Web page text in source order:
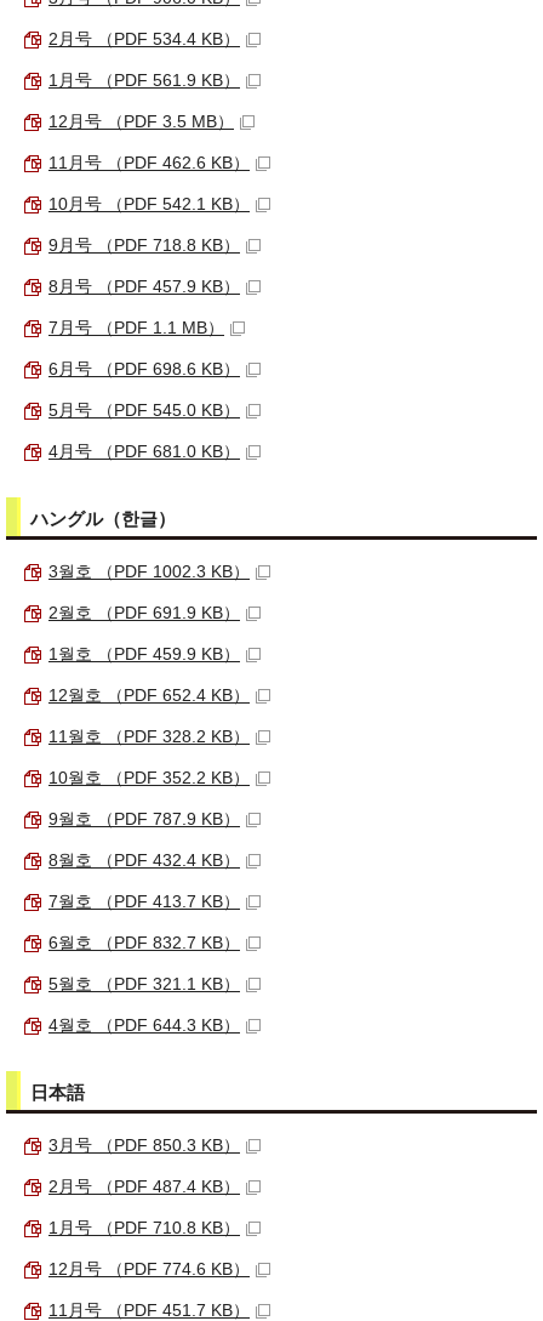
2月号 （PDF 534.4 KB）
1月号 （PDF 561.9 KB）
12月号 （PDF 3.5 MB）
11月号 （PDF 462.6 KB）
10月号 （PDF 542.1 KB）
9月号 （PDF 718.8 KB）
8月号 （PDF 457.9 KB）
7月号 （PDF 1.1 MB）
6月号 （PDF 698.6 KB）
5月号 （PDF 545.0 KB）
4月号 （PDF 681.0 KB）
ハングル（한글）
3월호 （PDF 1002.3 KB）
2월호 （PDF 691.9 KB）
1월호 （PDF 459.9 KB）
12월호 （PDF 652.4 KB）
11월호 （PDF 328.2 KB）
10월호 （PDF 352.2 KB）
9월호 （PDF 787.9 KB）
8월호 （PDF 432.4 KB）
7월호 （PDF 413.7 KB）
6월호 （PDF 832.7 KB）
5월호 （PDF 321.1 KB）
4월호 （PDF 644.3 KB）
日本語
3月号 （PDF 850.3 KB）
2月号 （PDF 487.4 KB）
1月号 （PDF 710.8 KB）
12月号 （PDF 774.6 KB）
11月号 （PDF 451.7 KB）